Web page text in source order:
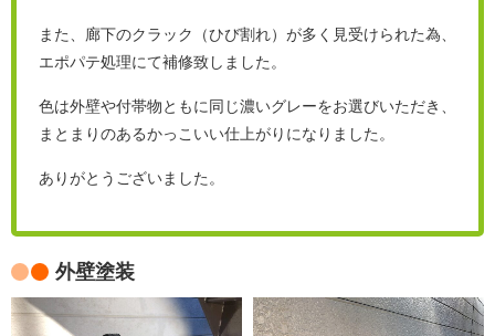
また、廊下のクラック（ひび割れ）が多く見受けられた為、
エポパテ処理にて補修致しました。
色は外壁や付帯物ともに同じ濃いグレーをお選びいただき、
まとまりのあるかっこいい仕上がりになりました。
ありがとうございました。
外壁塗装